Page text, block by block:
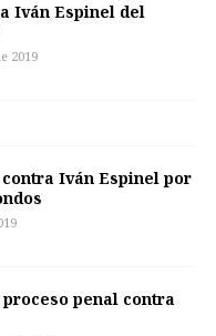
Iván Espinel del
2019
Iván Espinel por
penal contra